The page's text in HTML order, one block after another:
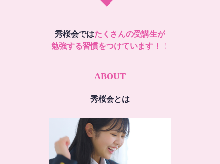
秀桜会ではたくさんの受講生が
勉強する習慣をつけています！！
ABOUT
秀桜会とは